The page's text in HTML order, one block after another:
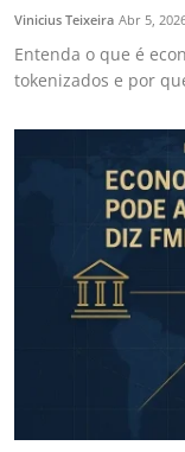
Vinicius Teixeira Abr 5,
Entenda o que é
tokenizados e por